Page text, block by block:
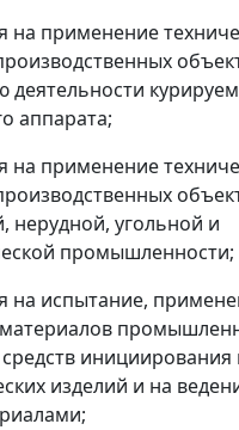
на применение
деятельности
аппарата;
на применение
нерудной, угольной и
промышленности;
на испытание,
инициирования
изделий и на